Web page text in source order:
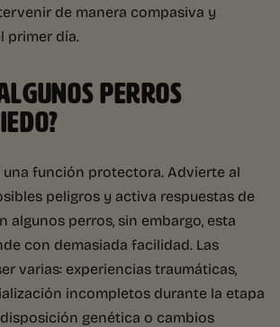
de manera compasiva y
primer día.
PERROS
una función protectora. Advierte al
peligros y activa respuestas de
algunos perros, sin embargo, esta
con demasiada facilidad. Las
varias: experiencias traumáticas,
incompletos durante la etapa
genética o cambios